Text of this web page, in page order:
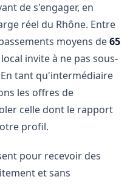
de s'engager, en
réel du Rhône. Entre
moyens de65
invite à ne pas sous-
tant qu'intermédiaire
les offres de
celle dont le rapport
profil.
pour recevoir des
et sans